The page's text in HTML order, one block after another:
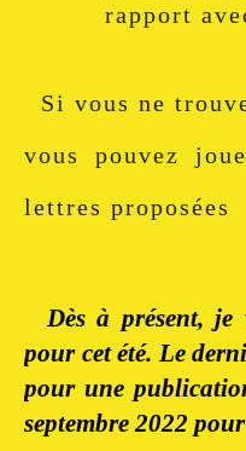
rapport
Si vous ne
vous pouvez
lettres proposées
Dès à présent,
pour cet été. Le
pour une
septembre 2022